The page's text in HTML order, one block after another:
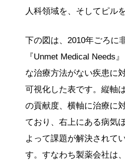
人科領域を、そしてピル
下の図は、2010年ごろに
『Unmet Medical Needs
な治療方法がない疾患に
可視化した表です。縦軸
の貢献度、横軸に治療に
ており、右上にある病気
よって課題が解決されて
す。すなわち製薬会社は